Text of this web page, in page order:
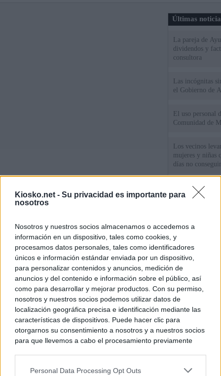
Kiosko.net - Su privacidad es importante para
nosotros
Nosotros y nuestros socios almacenamos o accedemos a
información en un dispositivo, tales como cookies, y
procesamos datos personales, tales como identificadores
únicos e información estándar enviada por un dispositivo,
para personalizar contenidos y anuncios, medición de
anuncios y del contenido e información sobre el público, así
como para desarrollar y mejorar productos. Con su permiso,
nosotros y nuestros socios podemos utilizar datos de
localización geográfica precisa e identificación mediante las
características de dispositivos. Puede hacer clic para
otorgarnos su consentimiento a nosotros y a nuestros socios
para que llevemos a cabo el procesamiento previamente
negar su consentimiento. Tenga en cuenta que algún
Personal Data Processing Opt Outs
Últimas
La pareja de
dividendos y
consultora
Las incógnitas
el Gobierno de
El uso personal
Comunidad de
Los vecinos
mujeres y niñas
días no
La protección
de fronteras
mientras llama a
para Italia con
© Kiosko.net Aviso Legal Privacidad y Cookies